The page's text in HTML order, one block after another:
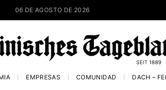
06 DE AGOSTO DE 2026
EMPRESAS COMUNIDAD DACH –